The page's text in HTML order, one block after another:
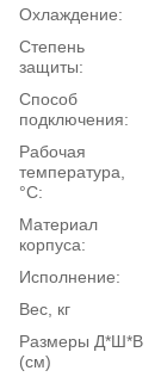
Охлаждение:
Степень
защиты:
Способ
подключения:
Рабочая
температура,
°С:
Материал
корпуса:
Исполнение:
Вес, кг
Размеры Д*Ш*В
(см)